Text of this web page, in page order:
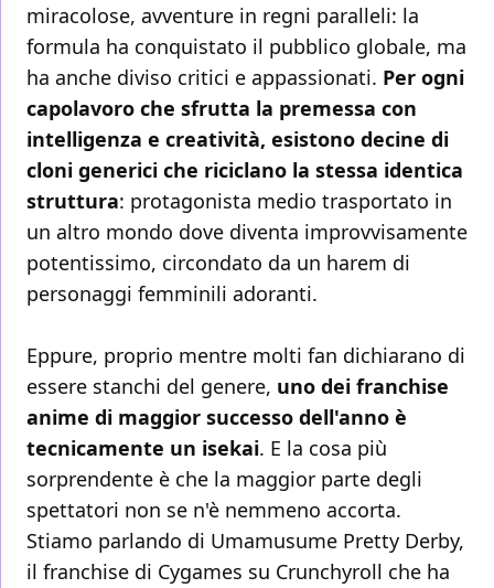
miracolose, avventure in regni paralleli: la
formula ha conquistato il pubblico globale, ma
ha anche diviso critici e appassionati. Per ogni
capolavoro che sfrutta la premessa con
intelligenza e creatività, esistono decine di
cloni generici che riciclano la stessa identica
struttura: protagonista medio trasportato in
un altro mondo dove diventa improvvisamente
potentissimo, circondato da un harem di
personaggi femminili adoranti.
Eppure, proprio mentre molti fan dichiarano di
essere stanchi del genere, uno dei franchise
anime di maggior successo dell'anno è
tecnicamente un isekai. E la cosa più
sorprendente è che la maggior parte degli
spettatori non se n'è nemmeno accorta.
Stiamo parlando di Umamusume Pretty Derby,
il franchise di Cygames su Crunchyroll che ha